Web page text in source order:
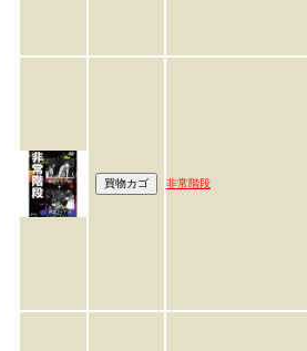
非常階段